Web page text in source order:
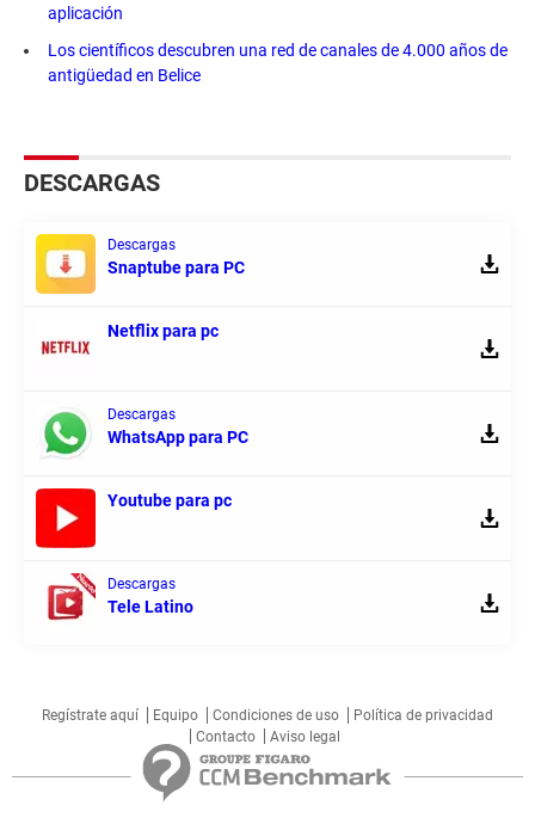
aplicación
Los científicos descubren una red de canales de 4.000 años de
antigüedad en Belice
DESCARGAS
Descargas
Snaptube para PC
Netflix para pc
Descargas
WhatsApp para PC
Youtube para pc
Descargas
Tele Latino
Regístrate aquí Equipo Condiciones de uso
Política de privacidad
Contacto
Aviso legal